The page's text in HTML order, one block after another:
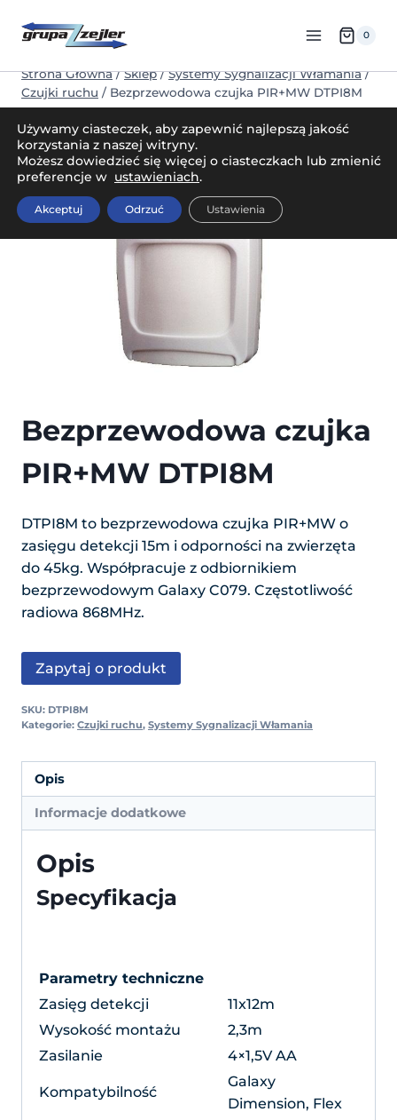
0
Strona Główna / Sklep / Systemy Sygnalizacji Włamania /
Czujki ruchu / Bezprzewodowa czujka PIR+MW DTPI8M
Bezprzewodowa czujka
PIR+MW DTPI8M
DTPI8M to bezprzewodowa czujka PIR+MW o
zasięgu detekcji 15m i odporności na zwierzęta
do 45kg. Współpracuje z odbiornikiem
bezprzewodowym Galaxy C079. Częstotliwość
radiowa 868MHz.
Zapytaj o produkt
SKU: DTPI8M
Kategorie: Czujki ruchu, Systemy Sygnalizacji Włamania
Opis
Informacje dodatkowe
Opis
Specyfikacja
Parametry techniczne
Zasięg detekcji
11x12m
Wysokość montażu
2,3m
Zasilanie
4×1,5V AA
Kompatybilność
Galaxy
Dimension, Flex
Używamy ciasteczek, aby zapewnić najlepszą jakość
korzystania z naszej witryny.
Możesz dowiedzieć się więcej o ciasteczkach lub zmienić
preferencje w ustawieniach.
Akceptuj Odrzuć Ustawienia